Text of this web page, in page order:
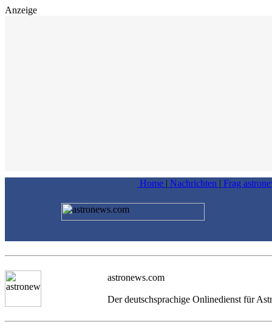
Anzeige
Home | Nachrichten | Frag
astronews.com
Der deutschsprachige Onlinedienst für